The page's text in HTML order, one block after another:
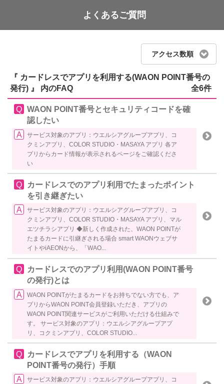
WAON POINT
よくあるご質問
アクセス数順
『 カードレスでアプリを利用する(WAON POINT番号の
発行) 』 内のFAQ
全6件
WAON POINT番号とセキュリティコードを確
認したい
サービス対象のアプリ：ウエルシアグループアプリ、コ
クミンアプリ、COLOR STUDIO・MASAYA アプリ 各ア
プリからカード情報が表示されるページをご確認くださ
い
カードレスでのアプリ利用でたまったポイント
を引き継ぎたい
サービス対象のアプリ：ウエルシアグループアプリ、コ
クミンアプリ、COLOR STUDIO・MASAYA アプリ、マル
エツチラシアプリ ◆新しく作成された、WAON POINTが
たまるカードに引継ぎされる場合 smart WAONウェブサ
イトやiAEONから、「WAO...
カードレスでのアプリ利用(WAON POINT番号
の発行)とは
WAON POINTがたまるカードをお持ちでない方でも、ア
プリからWAON POINT会員登録いただき、アプリの
WAON POINT関連サービスがご利用いただける仕組みで
す。 サービス対象のアプリ：ウエルシアグループアプ
リ、コクミンアプリ、COLOR STUDIO...
カードレスでアプリを利用する（WAON
POINT番号の発行）手順
サービス対象のアプリ：ウエルシアグループアプリ、コ